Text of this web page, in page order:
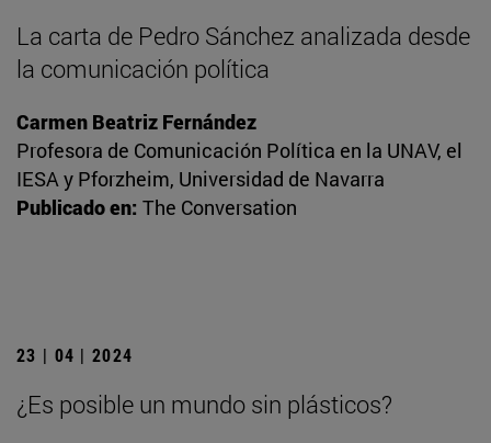
La carta de Pedro Sánchez analizada desde
la comunicación política
Carmen Beatriz Fernández
Profesora de Comunicación Política en la UNAV, el
IESA y Pforzheim, Universidad de Navarra
Publicado en: The Conversation
23 | 04 | 2024
¿Es posible un mundo sin plásticos?